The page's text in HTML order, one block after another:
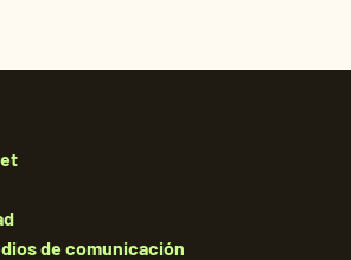
de comunicación